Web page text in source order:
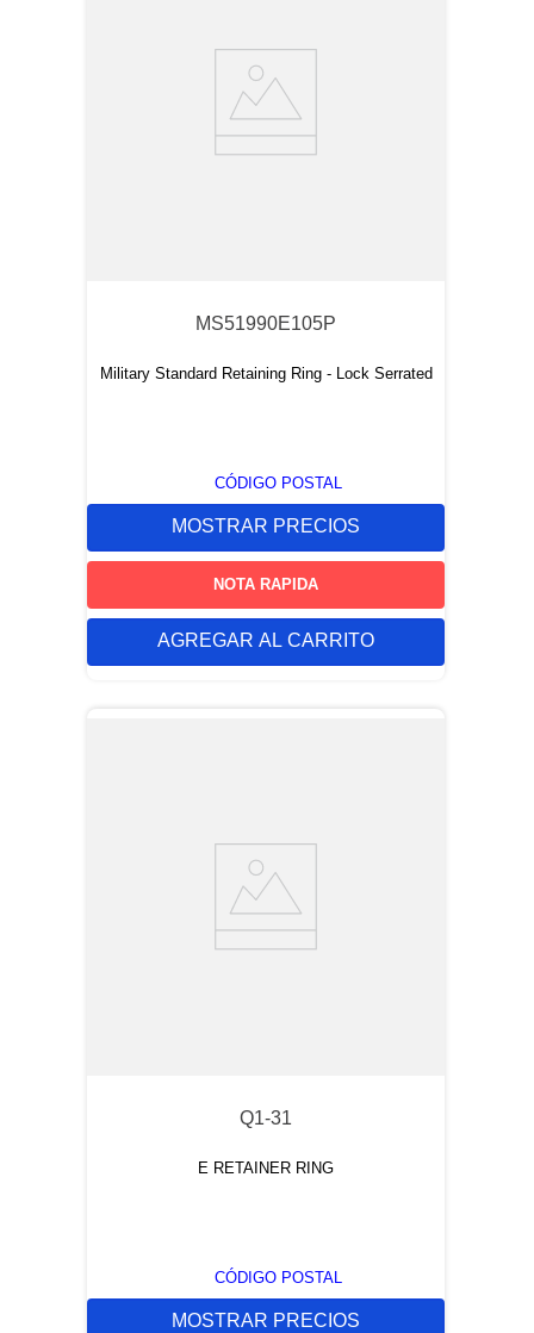
MS51990E105P
Military Standard Retaining Ring - Lock Serrated
CÓDIGO POSTAL
MOSTRAR PRECIOS
NOTA RAPIDA
AGREGAR AL CARRITO
Q1-31
E RETAINER RING
CÓDIGO POSTAL
MOSTRAR PRECIOS